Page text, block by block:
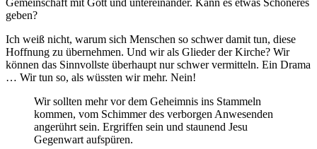
geben?
Ich weiß nicht, warum sich Menschen so schwer damit tun, diese
Hoffnung zu übernehmen. Und wir als Glieder der Kirche? Wir
können das Sinnvollste überhaupt nur schwer vermitteln. Ein Drama
… Wir tun so, als wüssten wir mehr. Nein!
Wir sollten mehr vor dem Geheimnis ins Stammeln
kommen, vom Schimmer des verborgen Anwesenden
angerührt sein. Ergriffen sein und staunend Jesu
Gegenwart aufspüren.